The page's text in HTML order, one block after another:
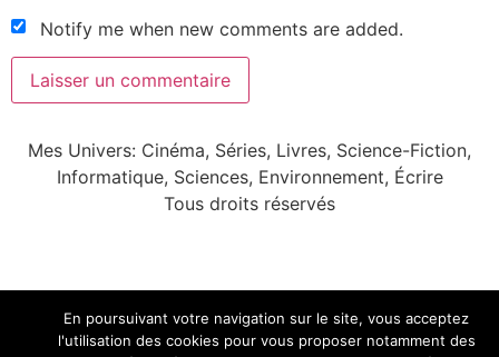
Notify me when new comments are added.
Mes Univers: Cinéma, Séries, Livres, Science-Fiction,
Informatique, Sciences, Environnement, Écrire
Tous droits réservés
En poursuivant votre navigation sur le site, vous acceptez
l'utilisation des cookies pour vous proposer notamment des